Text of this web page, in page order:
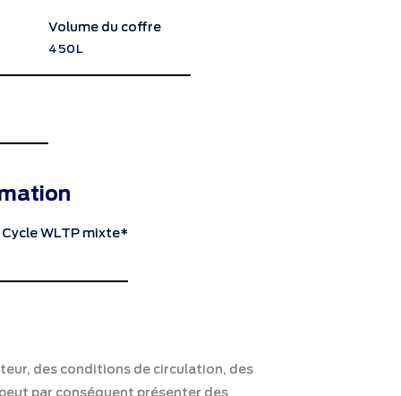
Volume du coffre
450L
WLTP mixte*
des conditions de circulation, des
par conséquent présenter des